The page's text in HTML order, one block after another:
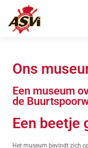
ONS HELPEN
Ons
Een museum
de
Een beetje
Het museum bevindt zich